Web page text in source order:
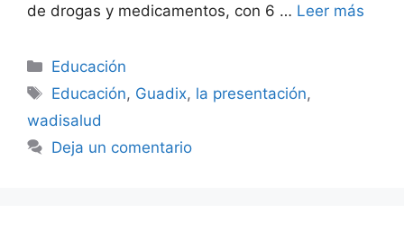
de drogas y medicamentos, con 6 … Leer más
Categorías
Educación
Etiquetas
Educación, Guadix, la presentación,
wadisalud
Deja un comentario